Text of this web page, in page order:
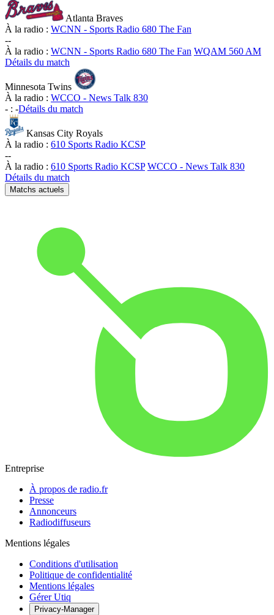
Atlanta Braves
À la radio : WCNN - Sports Radio 680 The Fan
--
À la radio : WCNN - Sports Radio 680 The Fan WQAM 560 AM
Détails du match
Minnesota Twins
À la radio : WCCO - News Talk 830
- : -Détails du match
Kansas City Royals
À la radio : 610 Sports Radio KCSP
--
À la radio : 610 Sports Radio KCSP WCCO - News Talk 830
Détails du match
Matchs actuels
Entreprise
À propos de radio.fr
Presse
Annonceurs
Radiodiffuseurs
Mentions légales
Conditions d'utilisation
Politique de confidentialité
Mentions légales
Gérer Utiq
Privacy-Manager